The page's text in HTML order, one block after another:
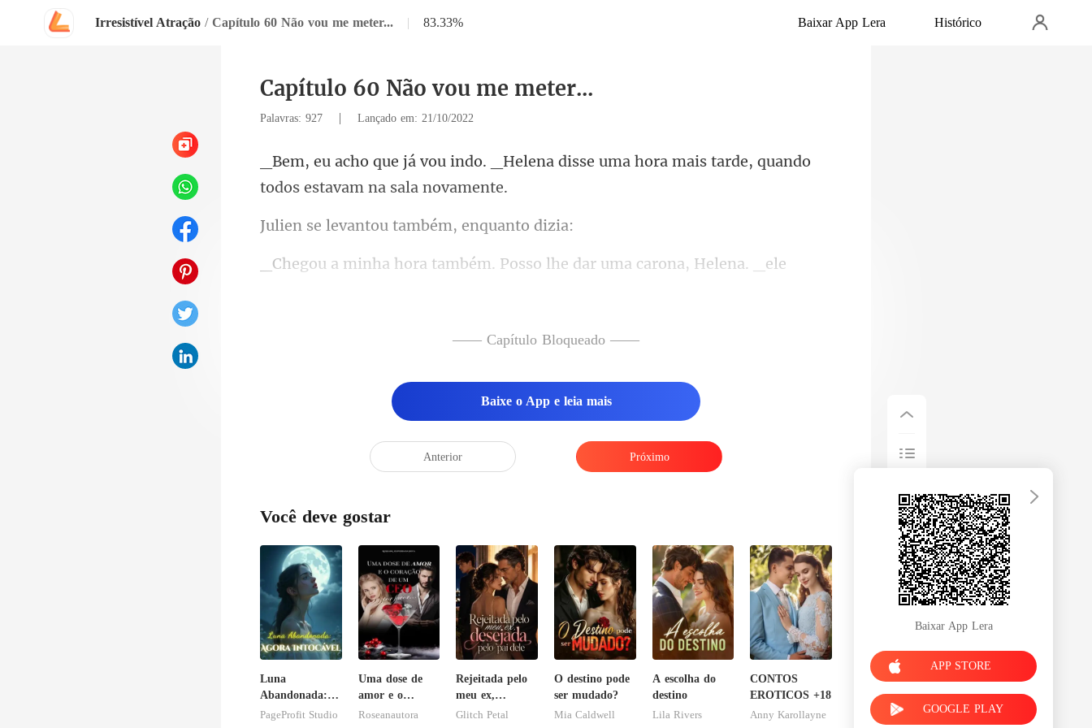
Irresistível Atração / Capítulo 60 Não vou me meter... | 83.33% Baixar App Lera Histórico
Capítulo 60 Não vou me meter...
Palavras: 927 | Lançado em: 21/10/2022
ena disse uma hora mais tarde, quan
ntou também, e
ém. Posso lhe dar uma car
semana de folga, He
—— Capítulo Bloqueado ——
Baixe o App e leia mais
Anterior Próximo
Você deve gostar
Luna
Abandonada:
Agora Intocável
PageProfit Studio
Uma dose de
amor e o
coração de um
Roseanautora
Rejeitada pelo
meu ex,
desejada pelo
Glitch Petal
O destino pode
ser mudado?
Mia Caldwell
A escolha do
destino
Lila Rivers
CONTOS
EROTICOS +18
Anny Karollayne
Baixar App Lera
APP STORE
GOOGLE PLAY